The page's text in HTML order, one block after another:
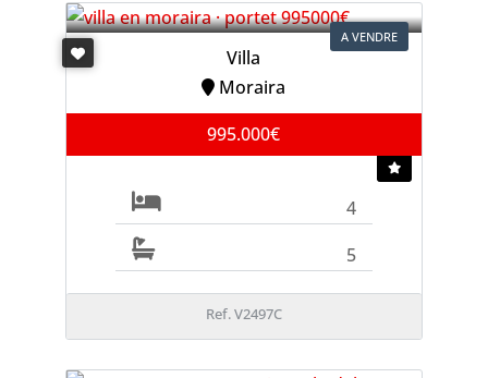
A VENDRE
Villa
Moraira
995.000€
4
5
Ref. V2497C